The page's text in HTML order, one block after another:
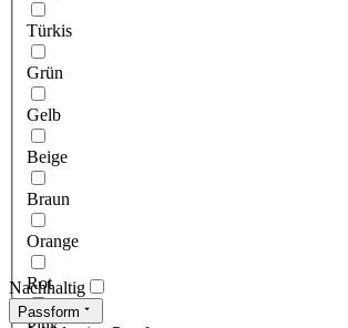
Türkis
Grün
Gelb
Beige
Braun
Orange
Rot
Nachhaltig
Passform